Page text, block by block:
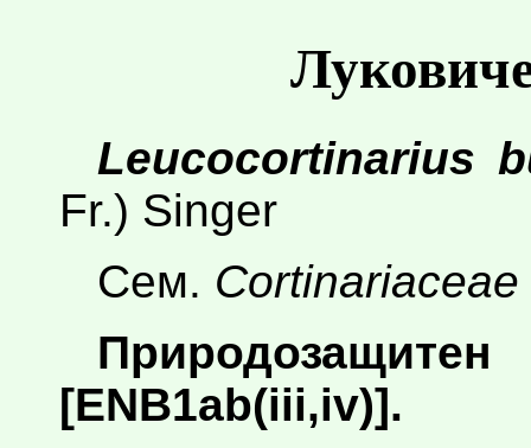
Leucocortinarius
Fr.) Singer
Сем. Cortinariaceae
[ЕNB1ab(iii,iv)].